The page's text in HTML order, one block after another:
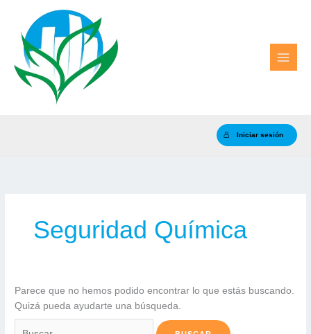
contenido
Iniciar sesión
Seguridad Química
Parece que no hemos podido encontrar lo que estás buscando.
Quizá pueda ayudarte una búsqueda.